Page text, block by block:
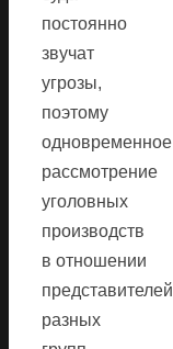
постоянно
звучат
угрозы,
поэтому
одновременное
рассмотрение
уголовных
производств
в отношении
представителей
разных